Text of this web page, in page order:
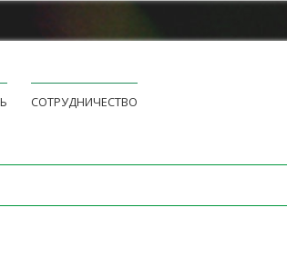
СОТРУДНИЧЕСТВО